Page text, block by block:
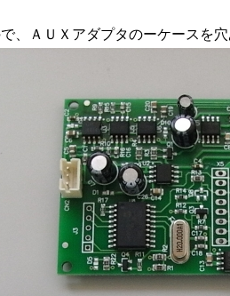
、ＡＵＸアダプタのーケースを